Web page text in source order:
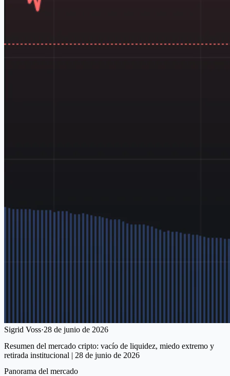
Sigrid Voss·28 de junio de 2026
Resumen del mercado cripto: vacío de liquidez, miedo extremo y
retirada institucional | 28 de junio de 2026
Panorama del mercado